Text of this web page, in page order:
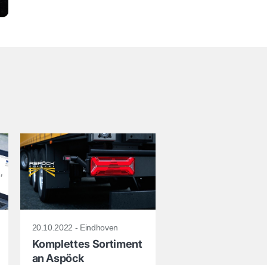
20.10.2022 - Eindhoven
Komplettes Sortiment
an Aspöck